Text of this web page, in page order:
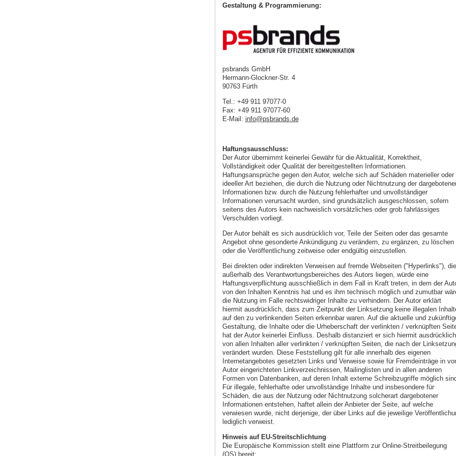
Gestaltung & Programmierung:
psbrands GmbH
Hermann-Glockner-Str. 4
90763 Fürth
Tel.: +49 911 97077-0
Fax: +49 911 97077-60
E-Mail: info@psbrands de
Haftungsausschluss:
Der Autor übernimmt keinerlei Gewähr für die Aktualität, Korrektheit,
Vollständigkeit oder Qualität der bereitgestellten Informationen.
Haftungsansprüche gegen den Autor, welche sich auf Schäden materieller oder
ideeller Art beziehen, die durch die Nutzung oder Nichtnutzung der
Informationen bzw. durch die Nutzung fehlerhafter und unvollständiger
Informationen verursacht wurden, sind grundsätzlich ausgeschlossen, sofern
seitens des Autors kein nachweislich vorsätzliches oder grob fahrlässiges
Verschulden vorliegt.
Der Autor behält es sich ausdrücklich vor, Teile der Seiten oder das gesamte
Angebot ohne gesonderte Ankündigung zu verändern, zu ergänzen, zu löschen
oder die Veröffentlichung zeitweise oder endgültig einzustellen.
Bei direkten oder indirekten Verweisen auf fremde Webseiten ("Hyperlinks"), die
außerhalb des Verantwortungsbereiches des Autors liegen, würde eine
Haftungsverpflichtung ausschließlich in dem Fall in Kraft treten, in dem der
von den Inhalten Kenntnis hat und es ihm technisch möglich und zumutbar
die Nutzung im Falle rechtswidriger Inhalte zu verhindern. Der Autor erklärt
hiermit ausdrücklich, dass zum Zeitpunkt der Linksetzung keine illegalen
auf den zu verlinkenden Seiten erkennbar waren. Auf die aktuelle und
Gestaltung, die Inhalte oder die Urheberschaft der verlinkten / verknüpften
hat der Autor keinerlei Einfluss. Deshalb distanziert er sich hiermit ausdrücklich
von allen Inhalten aller verlinkten / verknüpften Seiten, die nach der
verändert wurden. Diese Feststellung gilt für alle innerhalb des eigenen
Internetangebotes gesetzten Links und Verweise sowie für Fremdeinträge in
Autor eingerichteten Linkverzeichnissen, Mailinglisten und in allen anderen
Formen von Datenbanken, auf deren Inhalt externe Schreibzugriffe möglich
Für illegale, fehlerhafte oder unvollständige Inhalte und insbesondere für
Schäden, die aus der Nutzung oder Nichtnutzung solcherart dargebotener
Informationen entstehen, haftet allein der Anbieter der Seite, auf welche
verwiesen wurde, nicht derjenige, der über Links auf die jeweilige
lediglich verweist.
Hinweis auf EU-Streitschlichtung
Die Europäische Kommission stellt eine Plattform zur Online-Streitbeilegung
(OS) bereit: